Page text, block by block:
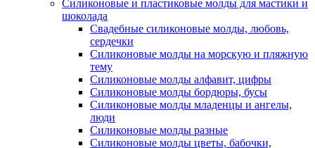
Силиконовые и пластиковые молды для мастики и
шоколада
Свадебные силиконовые молды, любовь,
сердечки
Силиконовые молды на морскую и пляжную
тему
Силиконовые молды алфавит, цифры
Силиконовые молды бордюры, бусы
Силиконовые молды младенцы и ангелы,
люди
Силиконовые молды разные
Силиконовые молды цветы, бабочки,